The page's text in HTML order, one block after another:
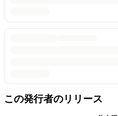
この発行者のリリース